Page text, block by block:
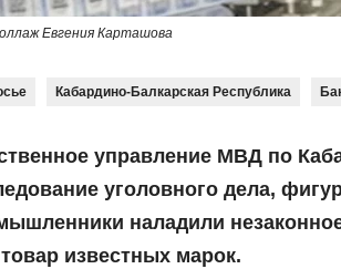
Евгения Карташова
Кабардино-Балкарская Республика
управление МВД по
уголовного дела,
наладили
известных марок.